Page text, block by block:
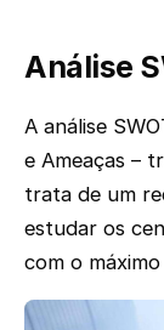
Análise
A análise
e Ameaças –
trata de um
estudar os
com o